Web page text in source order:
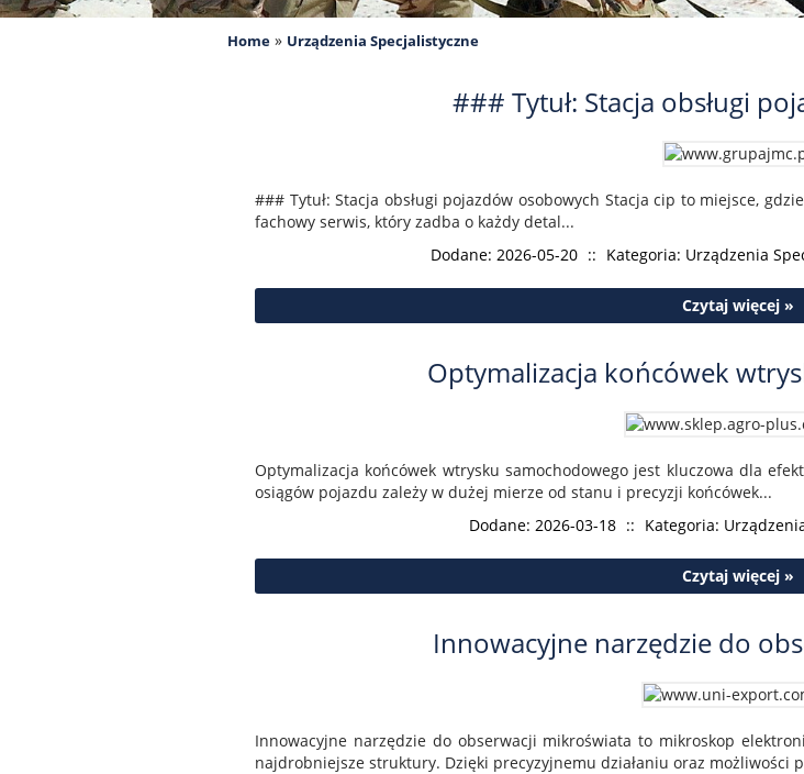
Home » Urządzenia Specjalistyczne
### Tytuł: Stacja obsługi
### Tytuł: Stacja obsługi pojazdów osobowych Stacja cip to miejsce,
fachowy serwis, który zadba o każdy detal...
Dodane: 2026-05-20 :: Kategoria: Urządzenia
Czytaj więcej »
Optymalizacja końcówek
Optymalizacja końcówek wtrysku samochodowego jest kluczowa dla
osiągów pojazdu zależy w dużej mierze od stanu i precyzji końcówek...
Dodane: 2026-03-18 :: Kategoria:
Czytaj więcej »
Innowacyjne narzędzie do
Innowacyjne narzędzie do obserwacji mikroświata to mikroskop
najdrobniejsze struktury. Dzięki precyzyjnemu działaniu oraz możliwości